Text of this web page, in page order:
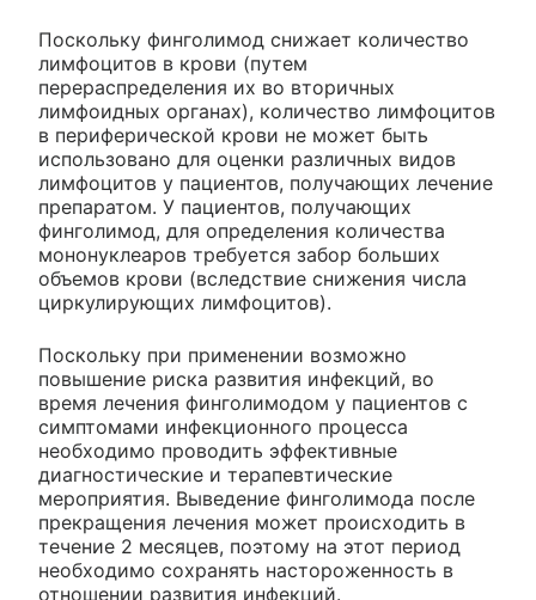
Поскольку финголимод снижает количество
лимфоцитов в крови (путем
перераспределения их во вторичных
лимфоидных органах), количество лимфоцитов
в периферической крови не может быть
использовано для оценки различных видов
лимфоцитов у пациентов, получающих лечение
препаратом. У пациентов, получающих
финголимод, для определения количества
мононуклеаров требуется забор больших
объемов крови (вследствие снижения числа
циркулирующих лимфоцитов).
Поскольку при применении возможно
повышение риска развития инфекций, во
время лечения финголимодом у пациентов с
симптомами инфекционного процесса
необходимо проводить эффективные
диагностические и терапевтические
мероприятия. Выведение финголимода после
прекращения лечения может происходить в
течение 2 месяцев, поэтому на этот период
необходимо сохранять настороженность в
отношении развития инфекций.